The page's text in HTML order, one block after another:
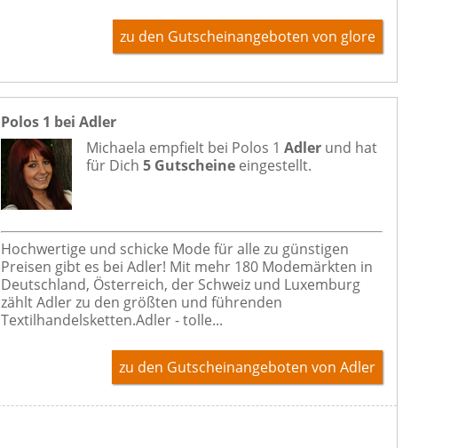
zu den Gutscheinangeboten von glore
Polos 1 bei Adler
Michaela empfielt bei Polos 1 Adlerund hat
für Dich 5 Gutscheineeingestellt.
Hochwertige und schicke Mode für alle zu günstigen
Preisen gibt es bei Adler! Mit mehr 180 Modemärkten in
Deutschland, Österreich, der Schweiz und Luxemburg
zählt Adler zu den größten und führenden
Textilhandelsketten.Adler - tolle...
zu den Gutscheinangeboten von Adler